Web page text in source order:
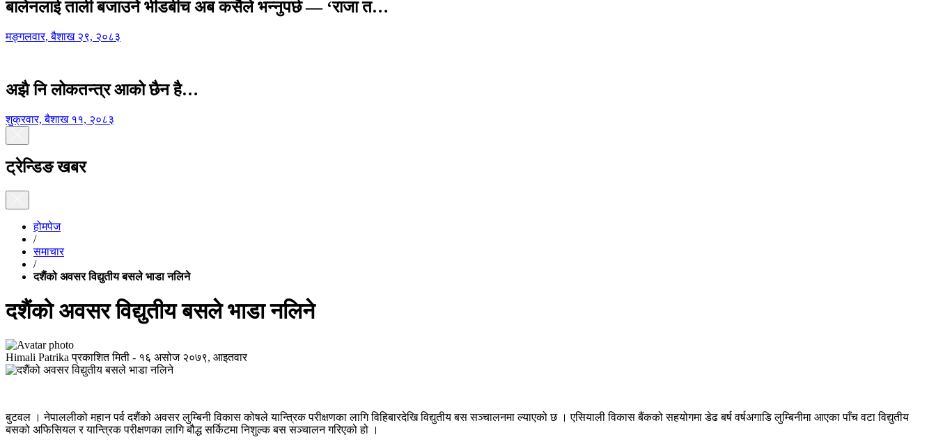
बालेनलाई ताली बजाउने भीडबीच अब कसैले भन्नुपर्छ — ‘राजा त…
मङ्गलवार, बैशाख २९, २०८३
अझै नि लोकतन्त्र आको छैन है…
शुक्रवार, बैशाख ११, २०८३
ट्रेन्डिङ खबर
होमपेज
/
समाचार
/
दशैंको अवसर विद्युतीय बसले भाडा नलिने
दशैंको अवसर विद्युतीय बसले भाडा नलिने
Himali Patrika प्रकाशित मिती - १६ असोज २०७९, आइतवार
बुटवल । नेपाललीको महान पर्व दशैंको अवसर लुम्बिनी विकास कोषले यान्त्रिक परीक्षणका लागि विहिबारदेखि विद्युतीय बस सञ्चालनमा ल्याएको छ । एसियाली विकास बैंकको सहयोगमा डेढ बर्ष वर्षअगाडि लुम्बिनीमा आएका पाँच वटा विद्युतीय
बसको अफिसियल र यान्त्रिक परीक्षणका लागि बौद्ध सर्किटमा निशुल्क बस सञ्चालन गरिएको हो ।